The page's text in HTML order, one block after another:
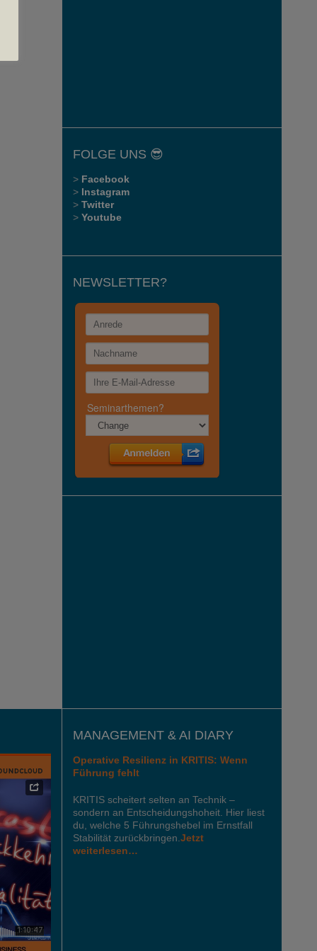
FOLGE UNS 😎
> Facebook
> Instagram
> Twitter
> Youtube
NEWSLETTER?
MANAGEMENT & AI DIARY
Operative Resilienz in KRITIS: Wenn
Führung fehlt
KRITIS scheitert selten an Technik –
sondern an Entscheidungshoheit. Hier liest
du, welche 5 Führungshebel im Ernstfall
Stabilität zurückbringen. Jetzt
weiterlesen…